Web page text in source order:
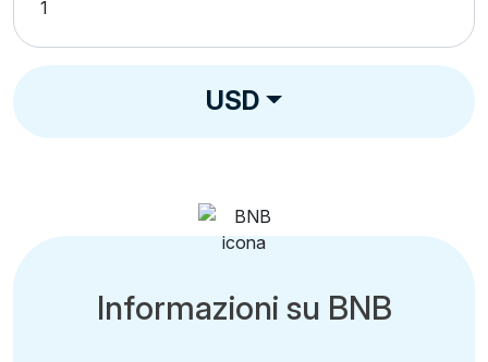
USD
Informazioni su BNB